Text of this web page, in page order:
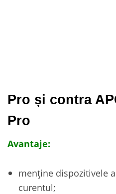
Pro și contra
Pro
Avantaje:
menține dispozitivele
curentul;